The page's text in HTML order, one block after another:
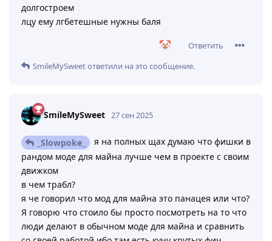
долгостроем
лцу ему лгбетешные нужны баля
Ответить
SmileMySweetответили на это сообщение.
SmileMySweet 27 сен 2025
_Slowpoke_
я на полных щах думаю что фишки в
рандом моде для майна лучше чем в проекте с своим
движком
в чем трабл?
я че говорил что мод для майна это панацея или что?
Я говорю что стоило бы просто посмотреть на то что
люди делают в обычном моде для майна и сравнить